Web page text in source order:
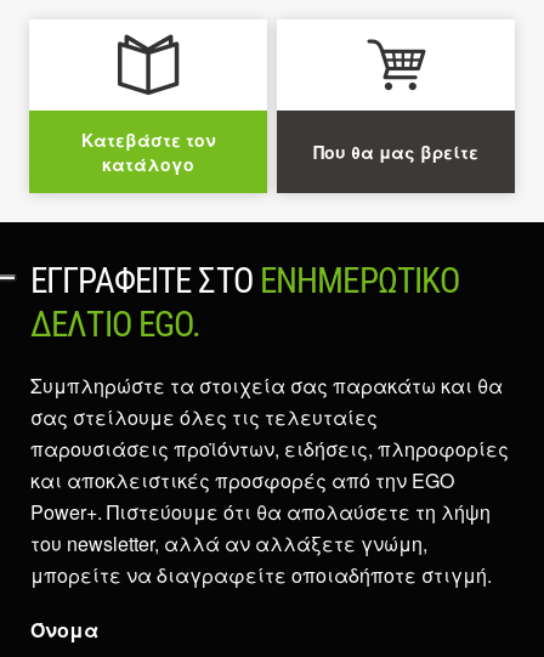
Κατεβάστε τον
κατάλογο
Που θα μας βρείτε
ΕΓΓΡΑΦΕΊΤΕ ΣΤΟ ΕΝΗΜΕΡΩΤΙΚΌ
ΔΕΛΤΊΟ EGO.
Συμπληρώστε τα στοιχεία σας παρακάτω και θα
σας στείλουμε όλες τις τελευταίες
παρουσιάσεις προϊόντων, ειδήσεις, πληροφορίες
και αποκλειστικές προσφορές από την EGO
Power+. Πιστεύουμε ότι θα απολαύσετε τη λήψη
του newsletter, αλλά αν αλλάξετε γνώμη,
μπορείτε να διαγραφείτε οποιαδήποτε στιγμή.
Όνομα